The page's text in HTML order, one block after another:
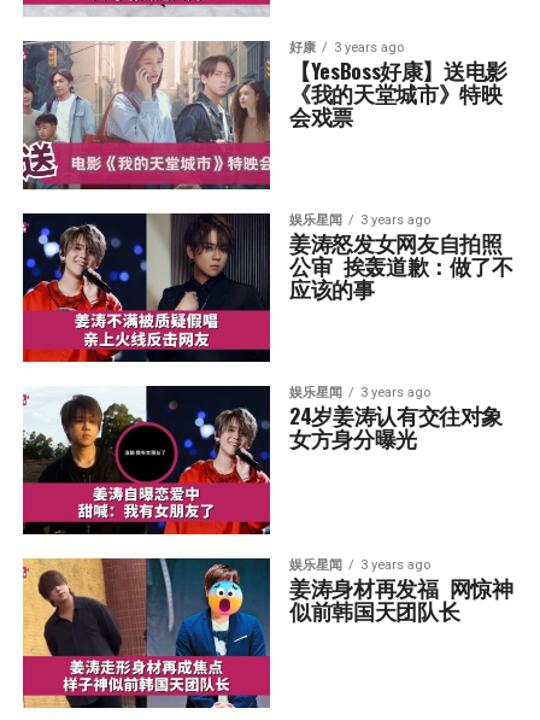
好康 3 years ago
【YesBoss好康】送电影
《我的天堂城市》特映
会戏票
娱乐星闻 3 years ago
姜涛怒发女网友自拍照
公审  挨轰道歉：做了不
应该的事
娱乐星闻 3 years ago
24岁姜涛认有交往对象
女方身分曝光
娱乐星闻 3 years ago
姜涛身材再发福  网惊神
似前韩国天团队长